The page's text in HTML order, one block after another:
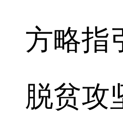
方略指
脱贫攻